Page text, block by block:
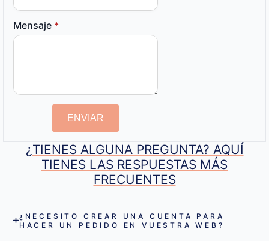
Mensaje *
ENVIAR
¿TIENES ALGUNA PREGUNTA? AQUÍ
TIENES LAS RESPUESTAS MÁS
FRECUENTES
¿NECESITO CREAR UNA CUENTA PARA
HACER UN PEDIDO EN VUESTRA WEB?